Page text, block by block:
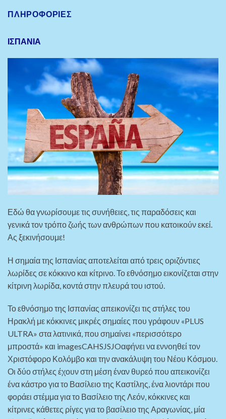
ΠΛΗΡΟΦΟΡΊΕΣ
ΙΣΠΑΝΙΑ
Εδώ θα γνωρίσουμε τις συνήθειες, τις παραδόσεις και
γενικά τον τρόπο ζωής των ανθρώπων που κατοικούν εκεί.
Ας ξεκινήσουμε!
Η σημαία της Ισπανίας αποτελείται από τρεις οριζόντιες
λωρίδες σε κόκκινο και κίτρινο. Το εθνόσημο εικονίζεται στην
κίτρινη λωρίδα, κοντά στην πλευρά του ιστού.
Το εθνόσημο της Ισπανίας απεικονίζει τις στήλες του
Ηρακλή με κόκκινες μικρές σημαίες που γράφουν «PLUS
ULTRA» στα λατινικά, που σημαίνει «περισσότερο
μπροστά» και imagesCAHSJSJOαφήνει να εννοηθεί τον
Χριστόφορο Κολόμβο και την ανακάλυψη του Νέου Κόσμου.
Οι δύο στήλες έχουν στη μέση έναν θυρεό που απεικονίζει
ένα κάστρο για το Βασίλειο της Καστίλης, ένα λιοντάρι που
φοράει στέμμα για το Βασίλειο της Λεόν, κόκκινες και
κίτρινες κάθετες ρίγες για το βασίλειο της Αραγωνίας, μία